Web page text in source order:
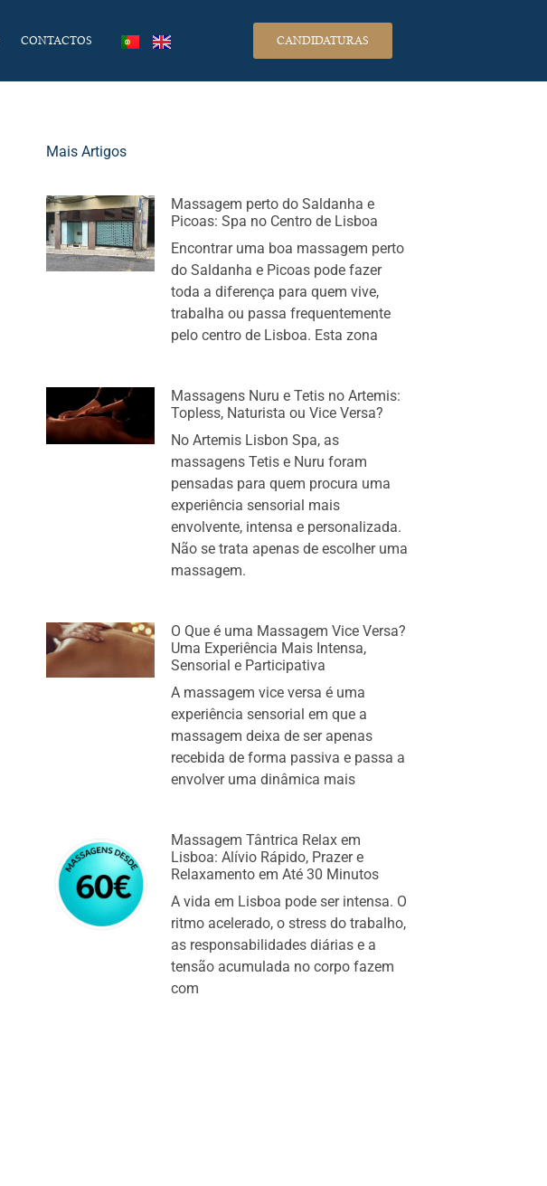
CONTACTOS CANDIDATURAS
Mais Artigos
Massagem perto do Saldanha e
Picoas: Spa no Centro de Lisboa
Encontrar uma boa massagem perto
do Saldanha e Picoas pode fazer
toda a diferença para quem vive,
trabalha ou passa frequentemente
pelo centro de Lisboa. Esta zona
Massagens Nuru e Tetis no Artemis:
Topless, Naturista ou Vice Versa?
No Artemis Lisbon Spa, as
massagens Tetis e Nuru foram
pensadas para quem procura uma
experiência sensorial mais
envolvente, intensa e personalizada.
Não se trata apenas de escolher uma
massagem.
O Que é uma Massagem Vice Versa?
Uma Experiência Mais Intensa,
Sensorial e Participativa
A massagem vice versa é uma
experiência sensorial em que a
massagem deixa de ser apenas
recebida de forma passiva e passa a
envolver uma dinâmica mais
Massagem Tântrica Relax em
Lisboa: Alívio Rápido, Prazer e
Relaxamento em Até 30 Minutos
A vida em Lisboa pode ser intensa. O
ritmo acelerado, o stress do trabalho,
as responsabilidades diárias e a
tensão acumulada no corpo fazem
com